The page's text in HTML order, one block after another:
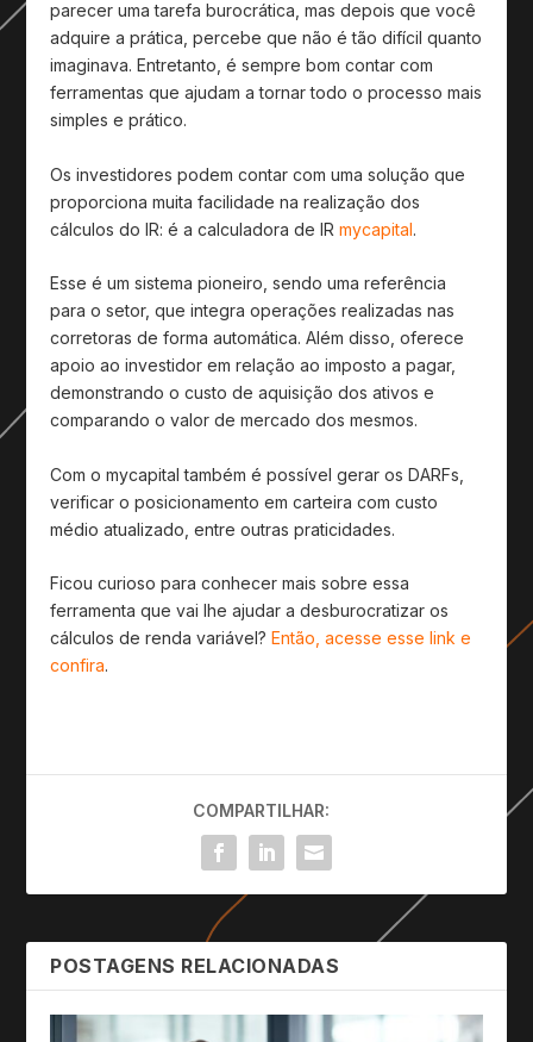
parecer uma tarefa burocrática, mas depois que você
adquire a prática, percebe que não é tão difícil quanto
imaginava. Entretanto, é sempre bom contar com
ferramentas que ajudam a tornar todo o processo mais
simples e prático.
Os investidores podem contar com uma solução que
proporciona muita facilidade na realização dos
cálculos do IR: é a calculadora de IRmycapital.
Esse é um sistema pioneiro, sendo uma referência
para o setor, que integra operações realizadas nas
corretoras de forma automática. Além disso, oferece
apoio ao investidor em relação ao imposto a pagar,
demonstrando o custo de aquisição dos ativos e
comparando o valor de mercado dos mesmos.
Com o mycapital também é possível gerar os DARFs,
verificar o posicionamento em carteira com custo
médio atualizado, entre outras praticidades.
Ficou curioso para conhecer mais sobre essa
ferramenta que vai lhe ajudar a desburocratizar os
cálculos de renda variável?Então, acesse esse link e
confira.
COMPARTILHAR:
POSTAGENS RELACIONADAS